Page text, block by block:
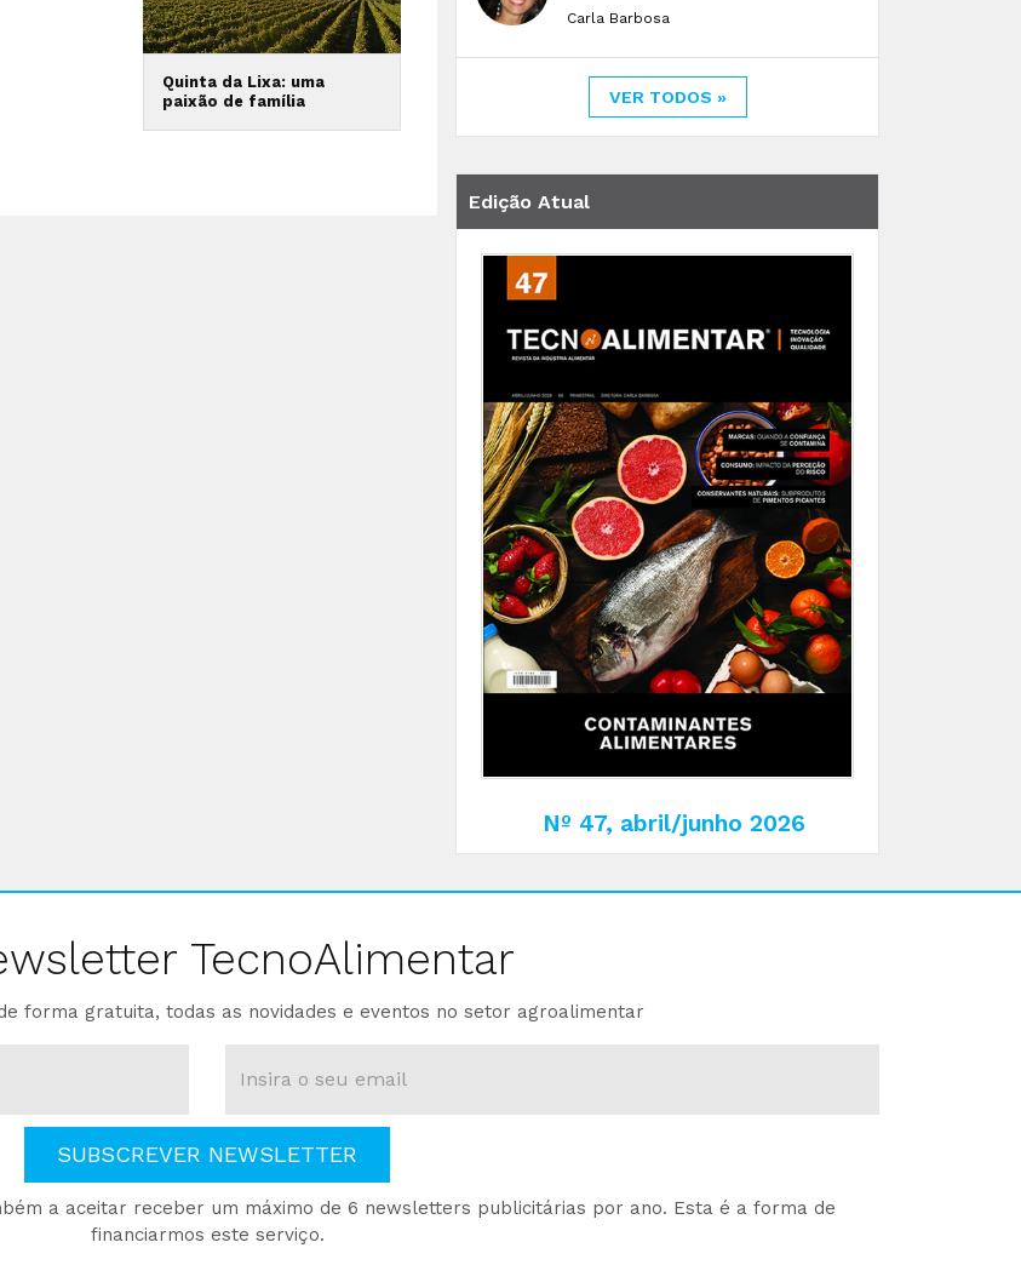
Quinta da Lixa: uma
paixão de família
Carla Barbosa
VER TODOS »
Edição Atual
Nº 47, abril/junho 2026
TecnoAlimentar
forma gratuita, todas as novidades e eventos no setor agroalimentar
SUBSCREVER NEWSLETTER
a aceitar receber um máximo de 6 newsletters publicitárias por ano. Esta é a forma de
financiarmos este serviço.